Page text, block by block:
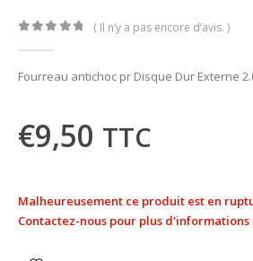
( Il n’y a pas encore d’avis. )
Fourreau antichoc pr Disque Dur Externe
€9,50 TTC
Malheureusement ce produit est en
Contactez-nous pour plus d'informations